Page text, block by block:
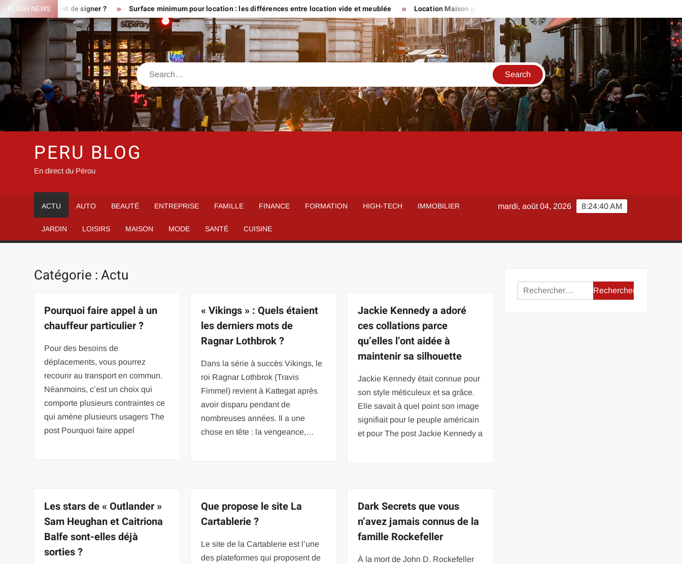
Skip
to
content
FLASH NEWS
avant de signer ? Surface minimum pour location : les différences entre location vide et meublée Location Maison particulier autour de moi : stratégies pour être le premier sur les
Search
PERU BLOG
En direct du Pérou
ACTU AUTO BEAUTÉ ENTREPRISE FAMILLE FINANCE FORMATION HIGH-TECH IMMOBILIER
JARDIN LOISIRS MAISON MODE SANTÉ CUISINE
8:24:41 AM
mardi, août 04, 2026
Catégorie :Actu
Pourquoi faire appel à un
chauffeur particulier ?
Pour des besoins de
déplacements, vous pourrez
recourir au transport en commun.
Néanmoins, c’est un choix qui
comporte plusieurs contraintes ce
qui amène plusieurs usagers The
post Pourquoi faire appel
« Vikings » : Quels étaient
les derniers mots de
Ragnar Lothbrok ?
Dans la série à succès Vikings, le
roi Ragnar Lothbrok (Travis
Fimmel) revient à Kattegat après
avoir disparu pendant de
nombreuses années. Il a une
chose en tête : la vengeance,…
Jackie Kennedy a adoré
ces collations parce
qu’elles l’ont aidée à
maintenir sa silhouette
Jackie Kennedy était connue pour
son style méticuleux et sa grâce.
Elle savait à quel point son image
signifiait pour le peuple américain
et pour The post Jackie Kennedy a
Les stars de « Outlander »
Sam Heughan et Caitriona
Balfe sont-elles déjà
sorties ?
Que propose le site La
Cartablerie ?
Le site de la Cartablerie est l’une
des plateformes qui proposent de
Dark Secrets que vous
n’avez jamais connus de la
famille Rockefeller
À la mort de John D. Rockefeller
Rechercher :